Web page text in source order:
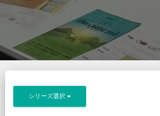
シリーズ選択